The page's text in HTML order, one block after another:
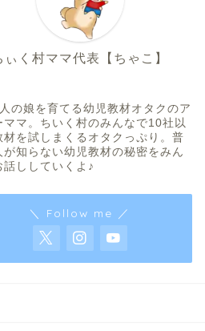
ぃく村ママ代表【ちゃこ】
の娘を育てる幼児教材オタクのア
ママ。ちいく村のみんなで10社以
材を試しまくるオタクっぷり。普
が知らない幼児教材の秘密をみん
話ししていくよ♪
＼ Follow me ／